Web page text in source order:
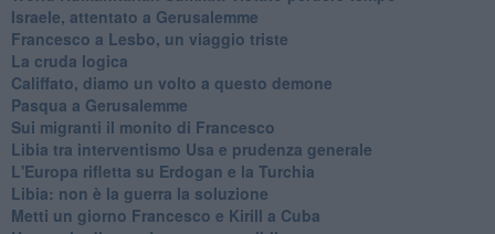
Israele, attentato a Gerusalemme
Francesco a Lesbo, un viaggio triste
La cruda logica
Califfato, diamo un volto a questo demone
Pasqua a Gerusalemme
Sui migranti il monito di Francesco
Libia tra interventismo Usa e prudenza generale
L'Europa rifletta su Erdogan e la Turchia
Libia: non è la guerra la soluzione
Metti un giorno Francesco e Kirill a Cuba